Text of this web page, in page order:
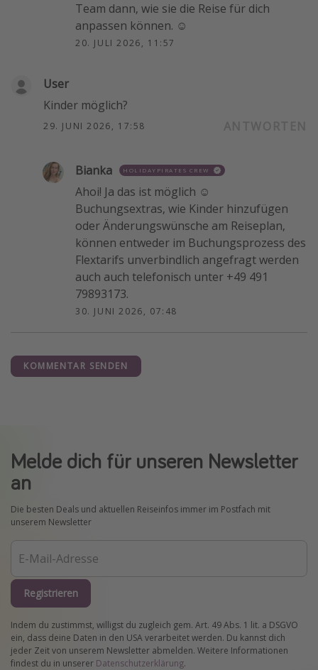
Team dann, wie sie die Reise für dich
anpassen können. ☺️
20. JULI 2026, 11:57
User
Kinder möglich?
29. JUNI 2026, 17:58
Bianka HOLIDAYPIRATES CREW
Ahoi! Ja das ist möglich ☺️
Buchungsextras, wie Kinder hinzufügen
oder Änderungswünsche am Reiseplan,
können entweder im Buchungsprozess des
Flextarifs unverbindlich angefragt werden
auch auch telefonisch unter +49 491
79893173.
30. JUNI 2026, 07:48
KOMMENTAR SENDEN
Melde dich für unseren Newsletter
an
Die besten Deals und aktuellen Reiseinfos immer im Postfach mit
unserem Newsletter
Registrieren
Indem du zustimmst, willigst du zugleich gem. Art. 49 Abs. 1 lit. a DSGVO
ein, dass deine Daten in den USA verarbeitet werden. Du kannst dich
jeder Zeit von unserem Newsletter abmelden. Weitere Informationen
findest du in unserer Datenschutzerklärung.